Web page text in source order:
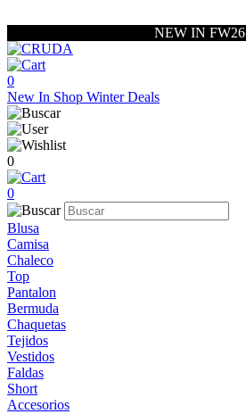
NEW IN FW26
0
New In Shop Winter Deals
0
0
Blusa
Camisa
Chaleco
Top
Pantalon
Bermuda
Chaquetas
Tejidos
Vestidos
Faldas
Short
Accesorios